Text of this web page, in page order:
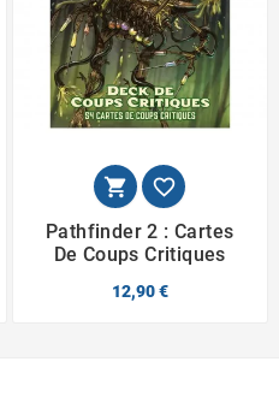
 
Pathfinder 2 : Cartes
De Coups Critiques
12,90 €